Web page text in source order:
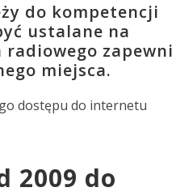
do kompetencji
ustalane na
zapewni
miejsca.
dostępu do internetu
2009 do